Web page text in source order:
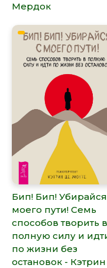
Мердок
Бип! Бип!
моего пути! Семь
способов творить в
полную силу и
по жизни без
остановок -